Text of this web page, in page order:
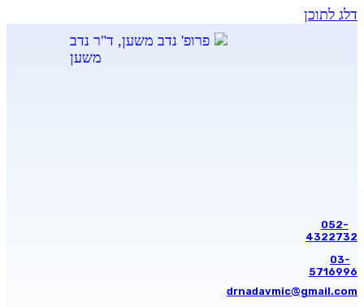
דלג לתוכן
052-
4322732
03-
5716996
drnadavmic@gmail.com